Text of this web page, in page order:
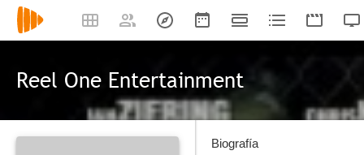
Reel One Entertainment
Biografía